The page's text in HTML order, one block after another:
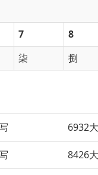
7
8
柒 捌
6932
8426